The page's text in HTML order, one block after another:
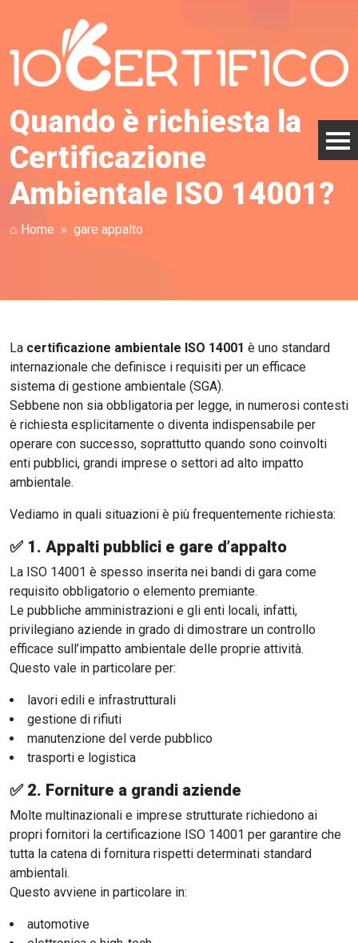
Quando è richiesta la
Certificazione
Ambientale ISO 14001?
⌂ Home gare appalto
La certificazione ambientale ISO 14001 è uno standard
internazionale che definisce i requisiti per un efficace
sistema di gestione ambientale (SGA).
Sebbene non sia obbligatoria per legge, in numerosi contesti
è richiesta esplicitamente o diventa indispensabile per
operare con successo, soprattutto quando sono coinvolti
enti pubblici, grandi imprese o settori ad alto impatto
ambientale.
Vediamo in quali situazioni è più frequentemente richiesta:
✅ 1. Appalti pubblici e gare d’appalto
La ISO 14001 è spesso inserita nei bandi di gara come
requisito obbligatorio o elemento premiante.
Le pubbliche amministrazioni e gli enti locali, infatti,
privilegiano aziende in grado di dimostrare un controllo
efficace sull’impatto ambientale delle proprie attività.
Questo vale in particolare per:
lavori edili e infrastrutturali
gestione di rifiuti
manutenzione del verde pubblico
trasporti e logistica
✅ 2. Forniture a grandi aziende
Molte multinazionali e imprese strutturate richiedono ai
propri fornitori la certificazione ISO 14001 per garantire che
tutta la catena di fornitura rispetti determinati standard
ambientali.
Questo avviene in particolare in:
automotive